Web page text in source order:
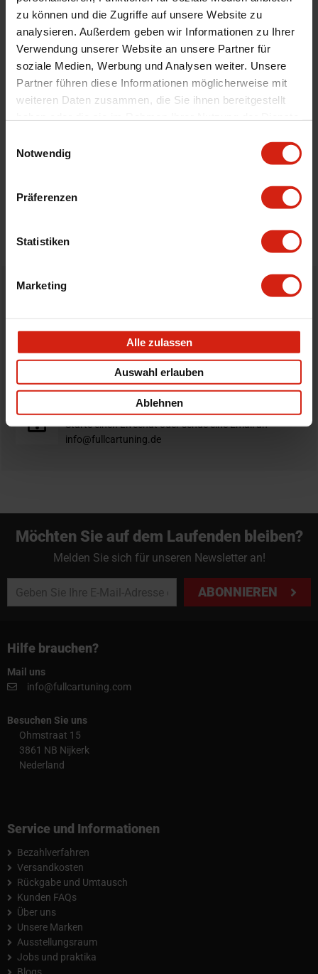
zu können und die Zugriffe auf unsere Website zu
analysieren. Außerdem geben wir Informationen zu Ihrer
Verwendung unserer Website an unsere Partner für
soziale Medien, Werbung und Analysen weiter. Unsere
Partner führen diese Informationen möglicherweise mit
weiteren Daten zusammen, die Sie ihnen bereitgestellt
Notwendig
Präferenzen
Statistiken
Marketing
Alle zulassen
Auswahl erlauben
Ablehnen
Automodell Name
Trevis
Material
Velour
Universal
Geeignet Für
Details
Bewertungen
Nicht zufrieden?
Du hast immer eine 14-tägige Rückgabefrist um deine
Bestellung zurück zu geben.
Professioneller Rat nötig?
Starte einen Livechat oder sende eine Email an
info@fullcartuning.de
Möchten Sie auf dem Laufenden bleiben?
Melden Sie sich für unseren Newsletter an!
ABONNIEREN
Hilfe brauchen?
Mail uns
info@fullcartuning.com
Besuchen Sie uns
Ohmstraat 15
3861 NB Nijkerk
Nederland
Service und Informationen
Bezahlverfahren
Versandkosten
Rückgabe und Umtausch
Kunden FAQs
Über uns
Unsere Marken
Ausstellungsraum
Jobs und praktika